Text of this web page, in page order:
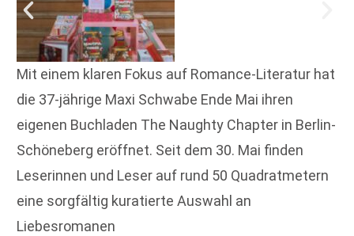
Mit einem klaren Fokus auf Romance-Literatur hat
die 37-jährige Maxi Schwabe Ende Mai ihren
eigenen Buchladen The Naughty Chapter in Berlin-
Schöneberg eröffnet. Seit dem 30. Mai finden
Leserinnen und Leser auf rund 50 Quadratmetern
eine sorgfältig kuratierte Auswahl an
Liebesromanen